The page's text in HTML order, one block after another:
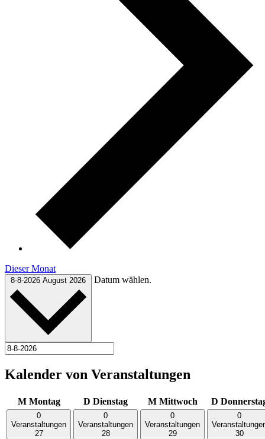
Dieser Monat
8-8-2026 August 2026 Datum wählen.
Kalender von Veranstaltungen
M Montag D Dienstag M Mittwoch D
0
Veranstaltungen
27
0
Veranstaltungen
28
0
Veranstaltungen
29
0
30